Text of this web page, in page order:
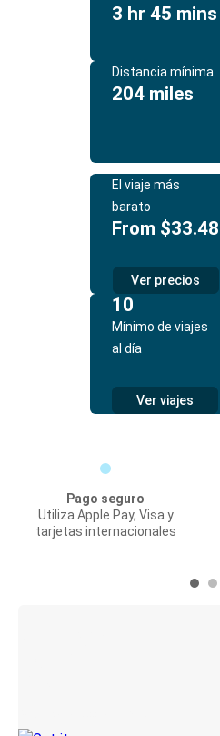
3 hr 45 mins
Distancia mínima
204 miles
El viaje más
barato
From $33.48
Ver precios
10
Mínimo de viajes
al día
Ver viajes
Pago seguro
Utiliza Apple Pay, Visa y
tarjetas internacionales